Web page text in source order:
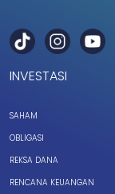
INVESTASI
SAHAM
OBLIGASI
REKSA DANA
RENCANA KEUANGAN